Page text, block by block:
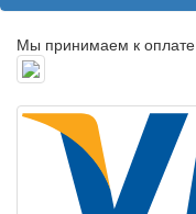
Мы принимаем к оплате